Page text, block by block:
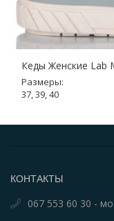
Кеды Женские Lab
Размеры:
37, 39, 40
КОНТАКТЫ
067 553 60 30 -